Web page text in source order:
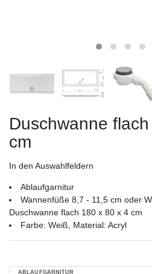
Duschwanne
cm
In den Auswahlfeldern
Ablaufgarnitur
Wannenfüße 8,7 - 11,5 cm oder
Duschwanne flach 180 x 80 x 4 cm
Farbe: Weiß, Material: Acryl
ABLAUFGARNITUR